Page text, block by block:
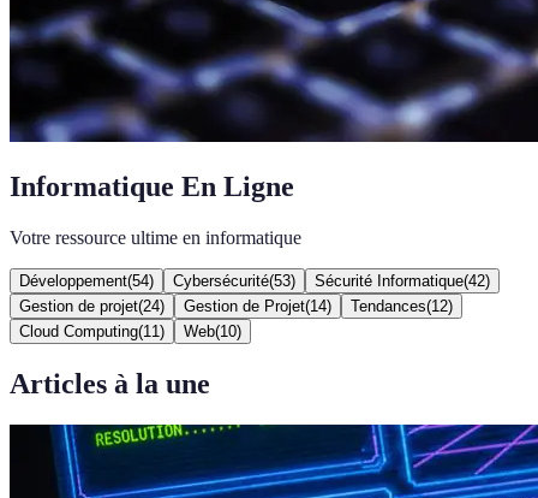
Informatique En Ligne
Votre ressource ultime en informatique
Développement(54) Cybersécurité(53) Sécurité Informatique(42)
Gestion de projet(24) Gestion de Projet(14) Tendances(12)
Cloud Computing(11 ) Web(10)
Articles à la une